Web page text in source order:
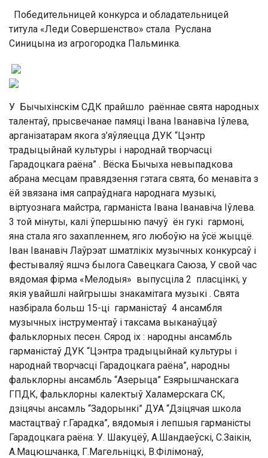
Победительницей конкурса и обладательницей
титула «Леди Совершенство» стала Руслана
Синицына из агрогородка Пальминка.
У Бычыхінскім СДК прайшло раённае свята народных
талентаў, прысвечанае памяці Івана Іванавіча Іўлева,
арганізатарам якога з’яўляецца ДУК “Цэнтр
традыцыйнай культуры і народнай творчасці
Гарадоцкага раёна” . Вёска Бычыха невыпадкова
абрана месцам правядзення гэтага свята, бо менавіта з
ёй звязана імя сапраўднага народнага музыкі,
віртуознага майстра, гарманіста Івана Іванавіча Іўлева.
3 той мінуты, калі ўпершыню пачуў ён гукі гармоні,
яна стала яго захапленнем, яго любоўю на ўсё жыццё.
Іван Іванавіч Лаўрэат шматлікіх музычных конкурсаў і
фестываляў яшчэ былога Савецкага Саюза, У свой час
вядомая фірма «Мелодыя» выпусціла 2 пласцінкі, у
якія увайшлі найгрышы знакамітага музыкі . Свята
назбірала больш 15-ці гарманістаў 4 ансамбля
музычных інструментаў і таксама выканаўцаў
фальклорных песен. Сярод іх : народны ансамбль
гарманістаў ДУК “Цэнтра традыцыйнай культуры і
народнай творчасці Гарадоцкага раёна”, народны
фальклорны ансамбль “Азерыца” Езярышчанскага
ГПДК, фальклорны калектыў Халамерскага СК,
дзіцячы ансамль “Задорынкі” ДУА “Дзіцячая школа
мастацтваў г.Гарадка”, вядомыя і лепшыя гарманісты
Гарадоцкага раёна: У. Шакуцёў, А.Шандаеўскі, С.Заікін,
А.Мацюшчанка, Г.Магельніцкі, В.Філімонаў,